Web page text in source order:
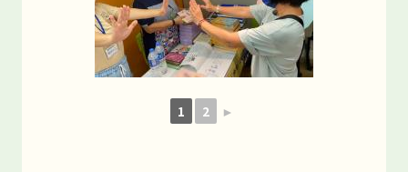
1 2 ►